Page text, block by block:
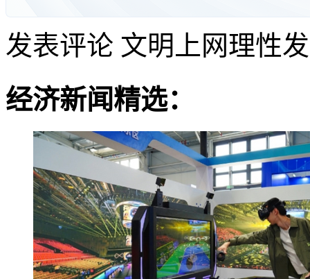
发表评论 文明上网理性
经济新闻精选：